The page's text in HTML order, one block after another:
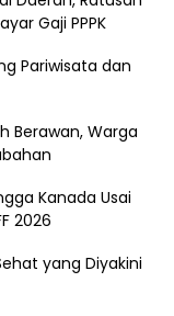
Gaji PPPK
Pariwisata dan
Berawan, Warga
Kanada Usai
2026
yang Diyakini